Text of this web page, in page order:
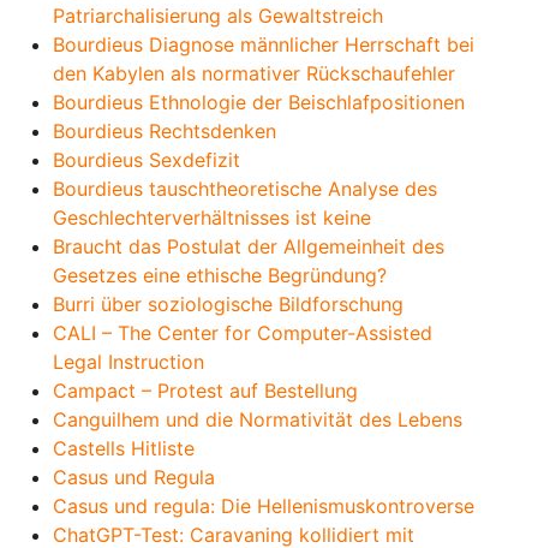
Patriarchalisierung als Gewaltstreich
Bourdieus Diagnose männlicher Herrschaft bei
den Kabylen als normativer Rückschaufehler
Bourdieus Ethnologie der Beischlafpositionen
Bourdieus Rechtsdenken
Bourdieus Sexdefizit
Bourdieus tauschtheoretische Analyse des
Geschlechterverhältnisses ist keine
Braucht das Postulat der Allgemeinheit des
Gesetzes eine ethische Begründung?
Burri über soziologische Bildforschung
CALI – The Center for Computer-Assisted
Legal Instruction
Campact – Protest auf Bestellung
Canguilhem und die Normativität des Lebens
Castells Hitliste
Casus und Regula
Casus und regula: Die Hellenismuskontroverse
ChatGPT-Test: Caravaning kollidiert mit